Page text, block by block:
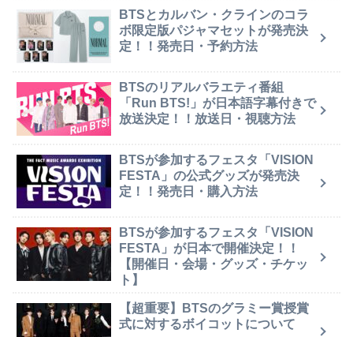
BTSとカルバン・クラインのコラ
ボ限定版パジャマセットが発売決
定！！発売日・予約方法
BTSのリアルバラエティ番組
「Run BTS!」が日本語字幕付きで
放送決定！！放送日・視聴方法
BTSが参加するフェスタ「VISION
FESTA」の公式グッズが発売決
定！！発売日・購入方法
BTSが参加するフェスタ「VISION
FESTA」が日本で開催決定！！
【開催日・会場・グッズ・チケッ
ト】
【超重要】BTSのグラミー賞授賞
式に対するボイコットについて